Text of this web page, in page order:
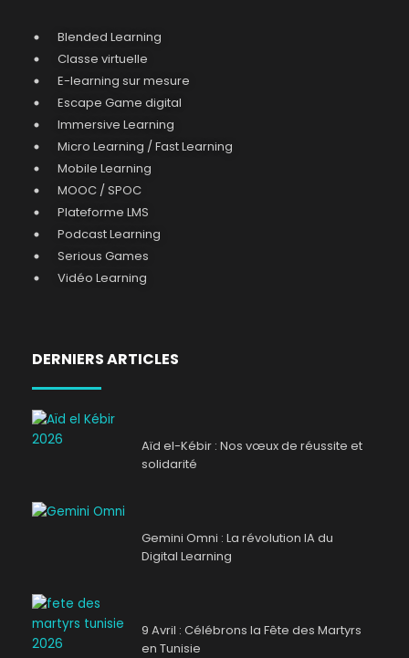
Blended Learning
Classe virtuelle
E-learning sur mesure
Escape Game digital
Immersive Learning
Micro Learning / Fast Learning
Mobile Learning
MOOC / SPOC
Plateforme LMS
Podcast Learning
Serious Games
Vidéo Learning
DERNIERS ARTICLES
Aïd el-Kébir : Nos vœux de réussite et
solidarité
Gemini Omni : La révolution IA du
Digital Learning
9 Avril : Célébrons la Fête des Martyrs
en Tunisie